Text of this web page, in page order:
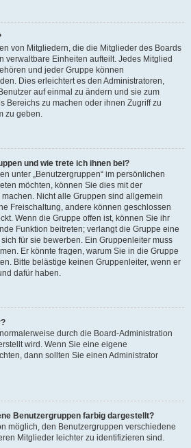
von Mitgliedern, die die Mitglieder des Boards
verwaltbare Einheiten aufteilt. Jedes Mitglied
und jeder Gruppe können
Dies erleichtert es den Administratoren,
auf einmal zu ändern und sie zum
Bereichs zu machen oder ihnen Zugriff zu
zu geben.
und wie trete ich ihnen bei?
unter „Benutzergruppen“ im persönlichen
möchten, können Sie dies mit der
Nicht alle Gruppen sind allgemein
Freischaltung, andere können geschlossen
Wenn die Gruppe offen ist, können Sie ihr
Funktion beitreten; verlangt die Gruppe eine
für sie bewerben. Ein Gruppenleiter muss
Er könnte fragen, warum Sie in die Gruppe
Bitte belästige keinen Gruppenleiter, wenn er
dafür haben.
durch die Board-Administration
wird. Wenn Sie eine eigene
dann sollten Sie einen Administrator
Benutzergruppen farbig dargestellt?
möglich, den Benutzergruppen verschiedene
Mitglieder leichter zu identifizieren sind.